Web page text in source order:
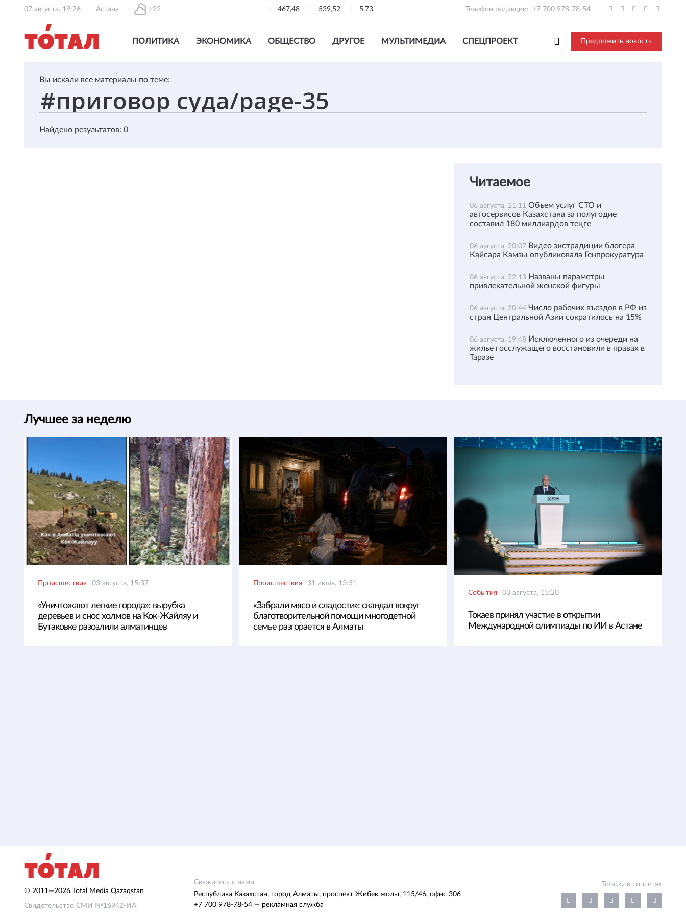
07 августа, 19:26 Астана +22 467,48 539,52 5,73 Телефон редакции: +7 700 978-78-54
ПОЛИТИКА ЭКОНОМИКА ОБЩЕСТВО ДРУГОЕ МУЛЬТИМЕДИА СПЕЦПРОЕКТ Предложить новость
Вы искали все материалы по теме:
Найдено результатов: 0
Читаемое
06 августа, 21:11 Объем услуг СТО и
автосервисов Казахстана за полугодие
составил 180 миллиардов теңге
06 августа, 20:07 Видео экстрадиции блогера
Кайсара Камзы опубликовала Генпрокуратура
06 августа, 22:13 Названы параметры
привлекательной женской фигуры
06 августа, 20:44 Число рабочих въездов в РФ из
стран Центральной Азии сократилось на 15%
06 августа, 19:48 Исключенного из очереди на
жилье госслужащего восстановили в правах в
Таразе
Лучшее за неделю
Происшествия 03 августа, 15:37
«Уничтожают легкие города»: вырубка
деревьев и снос холмов на Кок-Жайляу и
Бутаковке разозлили алматинцев
Происшествия 31 июля, 13:51
«Забрали мясо и сладости»: скандал вокруг
благотворительной помощи многодетной
семье разгорается в Алматы
События 03 августа, 15:20
Токаев принял участие в открытии
Международной олимпиады по ИИ в Астане
© 2011—2026 Total Media Qazaqstan
Свидетельство СМИ №16942-ИА
Свяжитесь с нами
Республика Казахстан, город Алматы, проспект Жибек жолы, 115/46, офис 306
+7 700 978-78-54 — рекламная служба
Total.kz в соцсетях